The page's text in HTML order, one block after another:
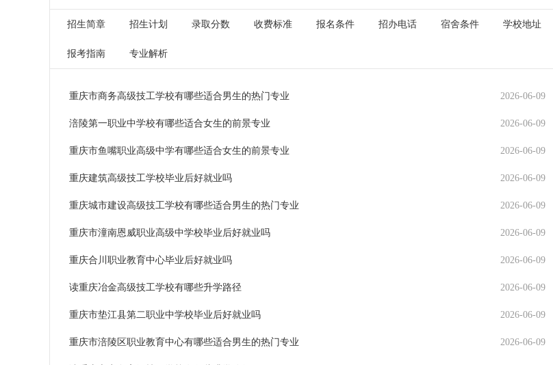
招生简章 招生计划 录取分数 收费标准 报名条件 招办电话 宿舍条件 学校地址
报考指南 专业解析
重庆市商务高级技工学校有哪些适合男生的热门专业 2026-06-09
涪陵第一职业中学校有哪些适合女生的前景专业 2026-06-09
重庆市鱼嘴职业高级中学有哪些适合女生的前景专业 2026-06-09
重庆建筑高级技工学校毕业后好就业吗 2026-06-09
重庆城市建设高级技工学校有哪些适合男生的热门专业 2026-06-09
重庆市潼南恩威职业高级中学校毕业后好就业吗 2026-06-09
重庆合川职业教育中心毕业后好就业吗 2026-06-09
读重庆冶金高级技工学校有哪些升学路径 2026-06-09
重庆市垫江县第二职业中学校毕业后好就业吗 2026-06-09
重庆市涪陵区职业教育中心有哪些适合男生的热门专业 2026-06-09